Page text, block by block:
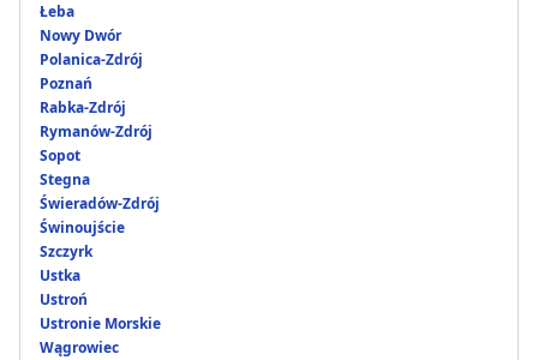
Łeba
Nowy Dwór
Polanica-Zdrój
Poznań
Rabka-Zdrój
Rymanów-Zdrój
Sopot
Stegna
Świeradów-Zdrój
Świnoujście
Szczyrk
Ustka
Ustroń
Ustronie Morskie
Wągrowiec